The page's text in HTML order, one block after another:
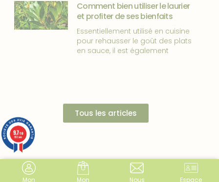
Mon
Mon
Nous
Espace
Comment bien utiliser le laurier
et profiter de ses bienfaits
Essentiellement utilisé en cuisine
pour rehausser le goût des plats
en sauce, il est également
Tous les articles
9.7/10
982 avis